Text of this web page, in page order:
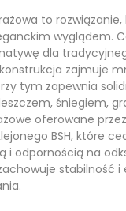
to rozwiązanie,
wyglądem.
dla
zajmuje
tym zapewnia
śniegiem,
oferowane
BSH, które
i odpornością na
stabilność i